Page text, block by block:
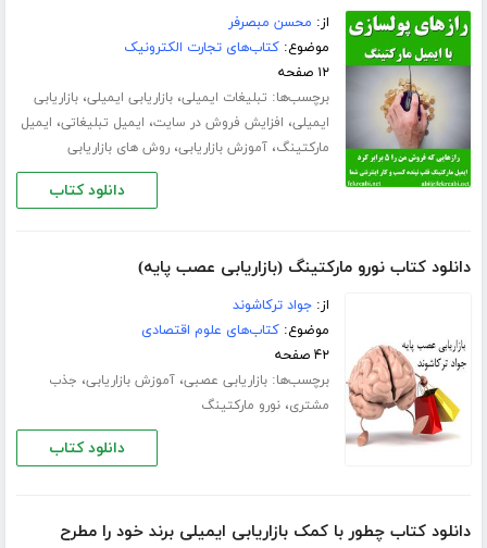
از: محسن مبصرفر
موضوع:کتاب‌های تجارت الکترونیک
۱۲ صفحه
برچسب‌ها: تبلیغات ایمیلی،بازاریابی ایمیلی،بازاریابی
ایمیلی، افزایش فروش در سایت، ایمیل تبلیغاتی، ایمیل
مارکتینگ،آموزش بازاریابی،روش های بازاریابی
دانلود کتاب
دانلود کتاب نورو مارکتینگ (بازاریابی عصب پایه)
از:جواد ترکاشوند
موضوع:کتاب‌های علوم اقتصادی
۴۲ صفحه
برچسب‌ها:بازاریابی عصبی،آموزش بازاریابی، جذب
مشتری،نورو مارکتینگ
دانلود کتاب
دانلود کتاب چطور با کمک بازاریابی ایمیلی برند خود را مطرح